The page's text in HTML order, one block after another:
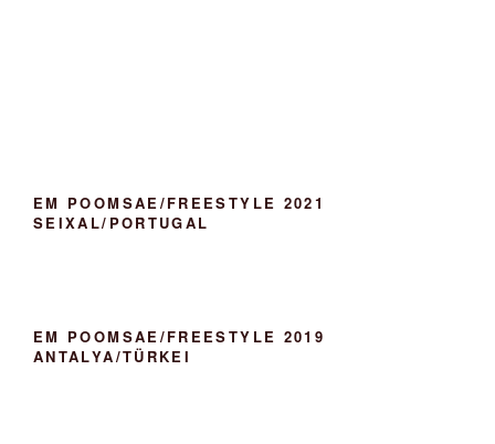
EM POOMSAE/FREESTYLE 2021
SEIXAL/PORTUGAL
EM POOMSAE/FREESTYLE 2019
ANTALYA/TÜRKEI